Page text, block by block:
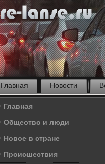
Главная Новости
Главная
Общество и люди
Новое в стране
Происшествия